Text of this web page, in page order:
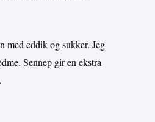
med eddik og sukker. Jeg
Sennep gir en ekstra